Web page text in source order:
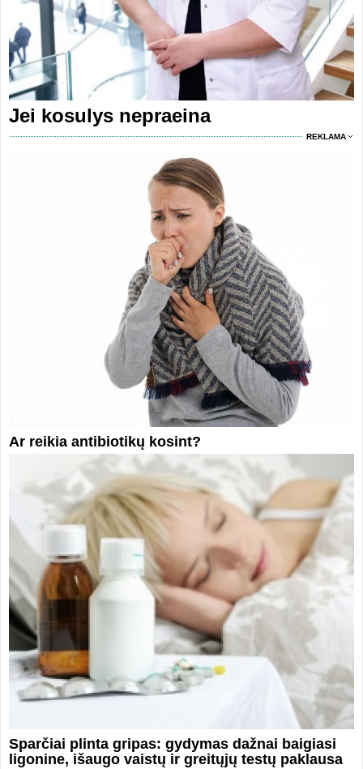
Jei kosulys nepraeina
REKLAMA
Ar reikia antibiotikų kosint?
Sparčiai plinta gripas: gydymas dažnai baigiasi
ligonine, išaugo vaistų ir greitųjų testų paklausa